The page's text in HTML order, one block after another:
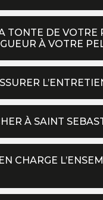
TONTE DE VOTRE
À VOTRE
À SAINT
CHARGE